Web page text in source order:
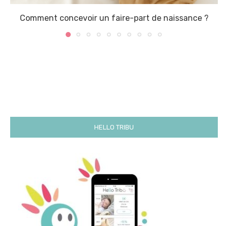
Comment concevoir un faire-part de naissance ?
HELLO TRIBU